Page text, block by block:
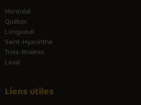
Montréal
Québec
Longueuil
Saint-Hyacinthe
Trois-Rivières
Laval
Liens utiles